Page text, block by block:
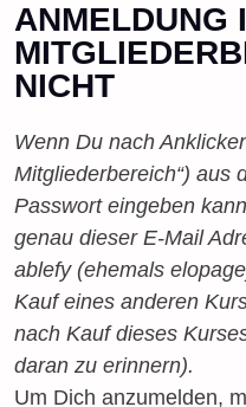
ANMELDUNG
NICHT
Wenn Du nach
Mitgliederbereich“) aus
Passwort eingeben
genau dieser E-Mail
ablefy(ehemals
Kauf eines anderen
nach Kauf dieses
daran zu erinnern).
Um Dich anzumelden,